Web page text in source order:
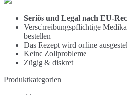
Seriös und Legal nach EU-
Verschreibungspflichtige
bestellen
Das Rezept wird online
Keine Zollprobleme
Zügig & diskret
Produktkategorien